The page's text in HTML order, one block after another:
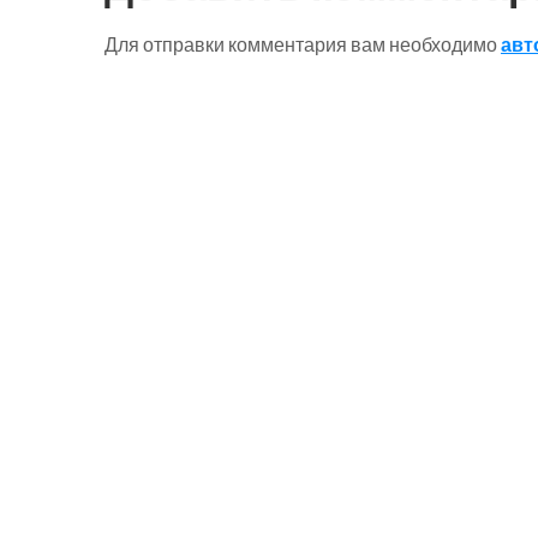
Для отправки комментария вам необходимо